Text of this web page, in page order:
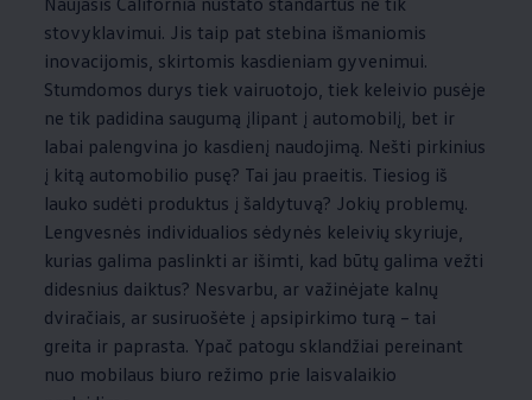
stovyklavimui. Jis taip pat stebina išmaniomis
inovacijomis, skirtomis kasdieniam gyvenimui.
Stumdomos durys tiek vairuotojo, tiek keleivio pusėje
ne tik padidina saugumą įlipant į automobilį, bet ir
labai palengvina jo kasdienį naudojimą. Nešti pirkinius
į kitą automobilio pusę? Tai jau praeitis. Tiesiog iš
lauko sudėti produktus į šaldytuvą? Jokių problemų.
Lengvesnės individualios sėdynės keleivių skyriuje,
kurias galima paslinkti ar išimti, kad būtų galima vežti
didesnius daiktus? Nesvarbu, ar važinėjate kalnų
dviračiais, ar susiruošėte į apsipirkimo turą – tai
greita ir paprasta. Ypač patogu sklandžiai pereinant
nuo mobilaus biuro režimo prie laisvalaikio